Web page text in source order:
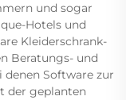
und sogar
Hotels und
Kleiderschrank-
Beratungs- und
Software zur
der geplanten